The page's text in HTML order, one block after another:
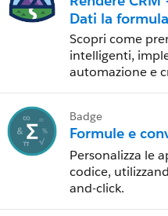
Dati la
fiducia
Scopri come
intelligenti,
automazione e
tecnologie
Badge
Formule e
Personalizza le
codice,
and-click.